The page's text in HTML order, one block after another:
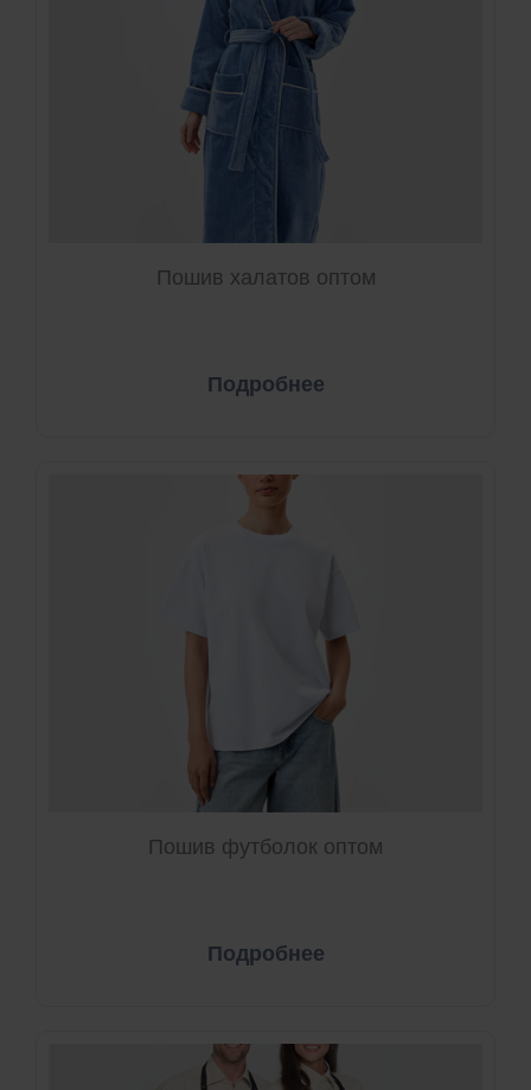
Пошив халатов оптом
Подробнее
Пошив футболок оптом
Подробнее